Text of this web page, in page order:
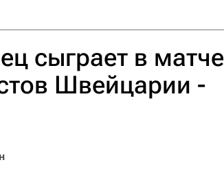
сыграет в матче
Швейцарии -